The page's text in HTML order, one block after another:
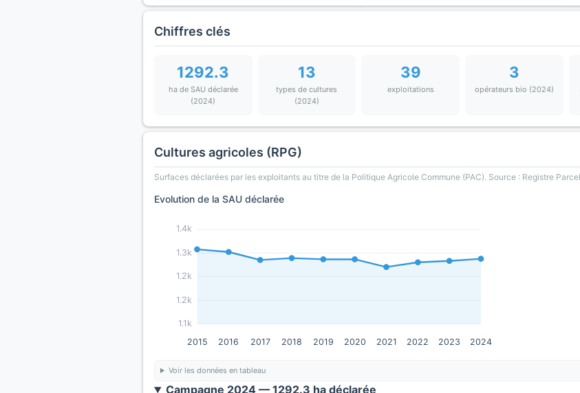
Chiffres clés
1292.3
ha de SAU déclarée
(2024)
13
types de cultures
(2024)
39
exploitations
3
opérateurs bio (2024)
Cultures agricoles (RPG)
Surfaces déclarées par les exploitants au titre de la Politique Agricole Commune (PAC). Source : Registre
Evolution de la SAU déclarée
1.1k
1.2k
1.2k
1.3k
1.4k
2015 2016 2017 2018 2019 2020 2021 2022 2023 2024
Voir les données en tableau
Campagne 2024 — 1292.3 ha déclarée